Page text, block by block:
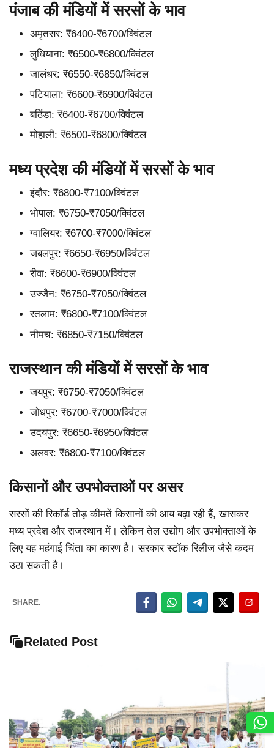
पंजाब की मंडियों में सरसों के भाव
अमृतसर: ₹6400-₹6700/क्विंटल
लुधियाना: ₹6500-₹6800/क्विंटल
जालंधर: ₹6550-₹6850/क्विंटल
पटियाला: ₹6600-₹6900/क्विंटल
बठिंडा: ₹6400-₹6700/क्विंटल
मोहाली: ₹6500-₹6800/क्विंटल
मध्य प्रदेश की मंडियों में सरसों के भाव
इंदौर: ₹6800-₹7100/क्विंटल
भोपाल: ₹6750-₹7050/क्विंटल
ग्वालियर: ₹6700-₹7000/क्विंटल
जबलपुर: ₹6650-₹6950/क्विंटल
रीवा: ₹6600-₹6900/क्विंटल
उज्जैन: ₹6750-₹7050/क्विंटल
रतलाम: ₹6800-₹7100/क्विंटल
नीमच: ₹6850-₹7150/क्विंटल
राजस्थान की मंडियों में सरसों के भाव
जयपुर: ₹6750-₹7050/क्विंटल
जोधपुर: ₹6700-₹7000/क्विंटल
उदयपुर: ₹6650-₹6950/क्विंटल
अलवर: ₹6800-₹7100/क्विंटल
किसानों और उपभोक्ताओं पर असर
सरसों की रिकॉर्ड तोड़ कीमतें किसानों की आय बढ़ा रही हैं, खासकर
मध्य प्रदेश और राजस्थान में। लेकिन तेल उद्योग और उपभोक्ताओं के
लिए यह महंगाई चिंता का कारण है। सरकार स्टॉक रिलीज जैसे कदम
उठा सकती है।
SHARE.
Related Post